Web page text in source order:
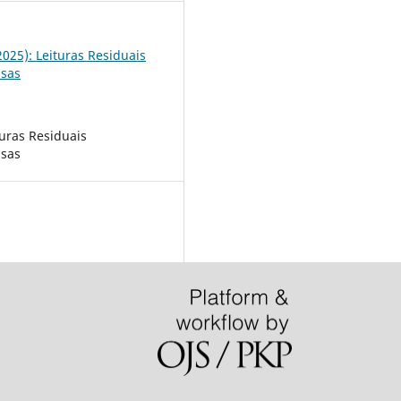
Leituras Residuais
Residuais